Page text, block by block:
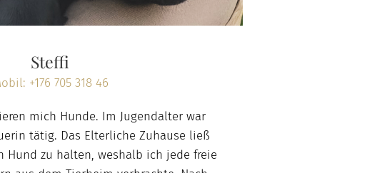
Steffi
+176 705 318 46
mich Hunde. Im Jugendalter war
tätig. Das Elterliche Zuhause ließ
Hund zu halten, weshalb ich jede freie